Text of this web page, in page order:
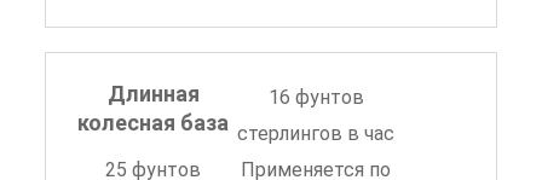
Длинная
колесная база
16 фунтов
стерлингов в час
25 фунтов
Применяется по